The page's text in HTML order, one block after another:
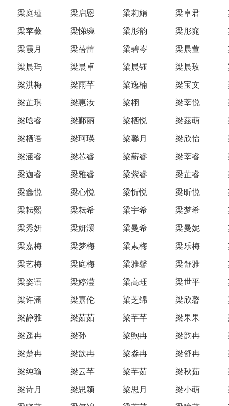
梁庭瑾 梁启恩 梁莉娟 梁卓君
梁苹薇 梁悌琬 梁彤韵 梁彤窕
梁霞月 梁蓓蕾 梁碧岑 梁晨萱
梁晨玙 梁晨卓 梁晨钰 梁晨玫
梁洪梅 梁雨芊 梁逸楠 梁宝文
梁芷琪 梁惠汝 梁栩 梁莘悦
梁晗睿 梁鄞丽 梁栖悦 梁茲萌
梁栖语 梁珂瑛 梁馨月 梁欣怡
梁涵睿 梁芯睿 梁薪睿 梁莘睿
梁迦睿 梁雅睿 梁紫睿 梁芷睿
梁鑫悦 梁心悦 梁忻悦 梁昕悦
梁耘熙 梁耘希 梁宇希 梁梦希
梁秀妍 梁妍湲 梁曼希 梁曼妮
梁嘉梅 梁梦梅 梁素梅 梁乐梅
梁艺梅 梁庭梅 梁雅馨 梁舒雅
梁姿语 梁婷滢 梁高珏 梁世平
梁许涵 梁嘉伦 梁芝绵 梁欣馨
梁静雅 梁茹茹 梁芊芊 梁果果
梁遥冉 梁孙 梁煦冉 梁韵冉
梁楚冉 梁歆冉 梁淼冉 梁舒冉
梁纯瑜 梁云芊 梁芊茹 梁秋茹
梁诗月 梁思颖 梁思月 梁小萌